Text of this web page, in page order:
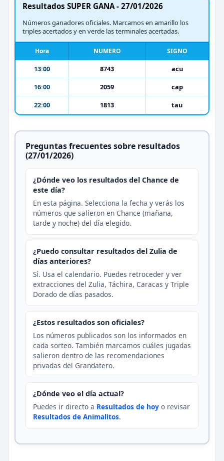
Resultados SUPER GANA - 27/01/2026
Números ganadores oficiales. Marcamos en amarillo los
triples acertados y en verde las terminales acertadas.
Hora NUMERO SIGNO
13:00 8743
acu
16:00
2059
cap
22:00
1813 tau
Preguntas frecuentes sobre resultados
(27/01/2026)
¿Dónde veo los resultados del Chance de
este día?
En esta página. Selecciona la fecha y verás los
números que salieron en Chance (mañana,
tarde y noche) del día elegido.
¿Puedo consultar resultados del Zulia de
días anteriores?
Sí. Usa el calendario. Puedes retroceder y ver
extracciones del Zulia, Táchira, Caracas y Triple
Dorado de días pasados.
¿Estos resultados son oficiales?
Los números publicados son los informados en
cada sorteo. También marcamos cuáles jugadas
salieron dentro de las recomendaciones
privadas del Grandatero.
¿Dónde veo el día actual?
Puedes ir directo a Resultados de hoy o revisar
Resultados de Animalitos.